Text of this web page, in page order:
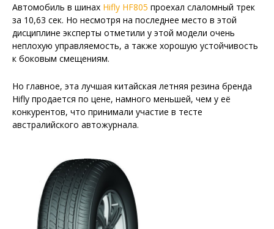
Автомобиль в шинах Hifly HF805 проехал слаломный трек
за 10,63 сек. Но несмотря на последнее место в этой
дисциплине эксперты отметили у этой модели очень
неплохую управляемость, а также хорошую устойчивость
к боковым смещениям.
Но главное, эта лучшая китайская летняя резина бренда
Hifly продается по цене, намного меньшей, чем у её
конкурентов, что принимали участие в тесте
австралийского автожурнала.